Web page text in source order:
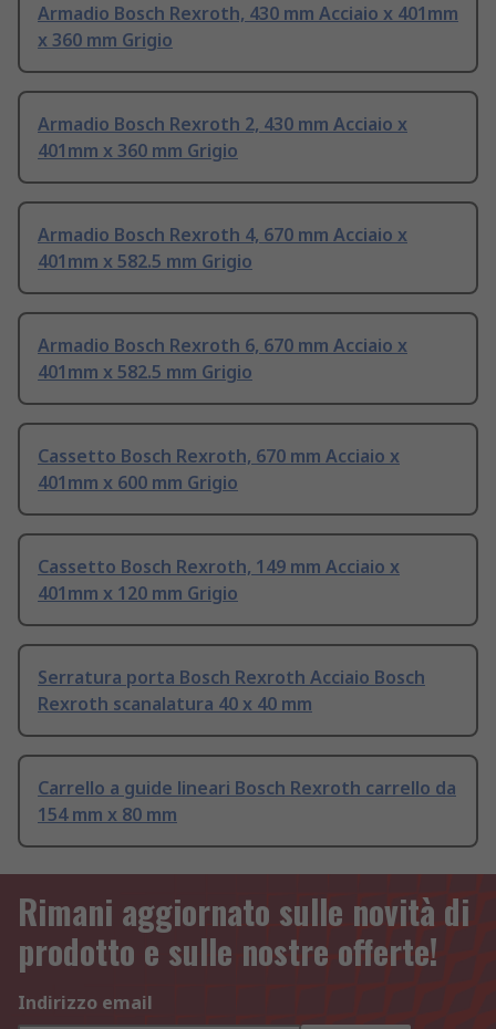
Armadio Bosch Rexroth, 430 mm Acciaio x 401mm
x 360 mm Grigio
Armadio Bosch Rexroth 2, 430 mm Acciaio x
401mm x 360 mm Grigio
Armadio Bosch Rexroth 4, 670 mm Acciaio x
401mm x 582.5 mm Grigio
Armadio Bosch Rexroth 6, 670 mm Acciaio x
401mm x 582.5 mm Grigio
Cassetto Bosch Rexroth, 670 mm Acciaio x
401mm x 600 mm Grigio
Cassetto Bosch Rexroth, 149 mm Acciaio x
401mm x 120 mm Grigio
Serratura porta Bosch Rexroth Acciaio Bosch
Rexroth scanalatura 40 x 40 mm
Carrello a guide lineari Bosch Rexroth carrello da
154 mm x 80 mm
Rimani aggiornato sulle novità di
prodotto e sulle nostre offerte!
Indirizzo email